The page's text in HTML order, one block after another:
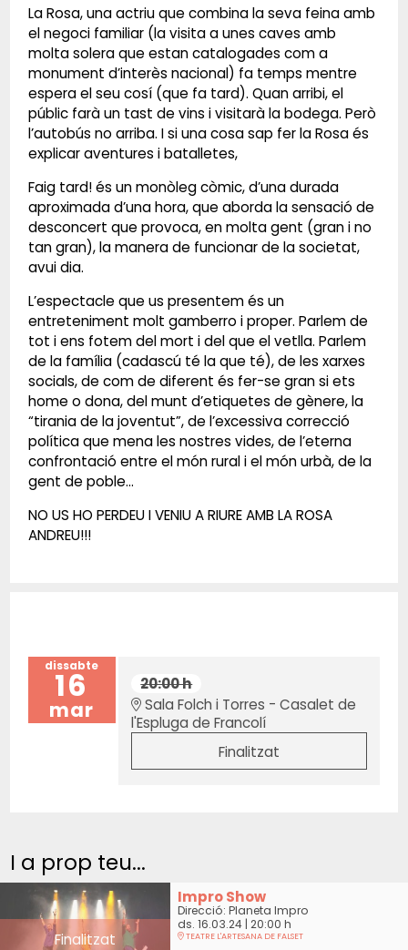
La Rosa, una actriu que combina la seva feina amb
el negoci familiar (la visita a unes caves amb
molta solera que estan catalogades com a
monument d’interès nacional) fa temps mentre
espera el seu cosí (que fa tard). Quan arribi, el
públic farà un tast de vins i visitarà la bodega. Però
l’autobús no arriba. I si una cosa sap fer la Rosa és
explicar aventures i batalletes,
Faig tard! és un monòleg còmic, d’una durada
aproximada d’una hora, que aborda la sensació de
desconcert que provoca, en molta gent (gran i no
tan gran), la manera de funcionar de la societat,
avui dia.
L’espectacle que us presentem és un
entreteniment molt gamberro i proper. Parlem de
tot i ens fotem del mort i del que el vetlla. Parlem
de la família (cadascú té la que té), de les xarxes
socials, de com de diferent és fer-se gran si ets
home o dona, del munt d’etiquetes de gènere, la
“tirania de la joventut”, de l’excessiva correcció
política que mena les nostres vides, de l’eterna
confrontació entre el món rural i el món urbà, de la
gent de poble...
NO US HO PERDEU I VENIU A RIURE AMB LA ROSA
ANDREU!!!
dissabte
16
mar
20:00 h
Sala Folch i Torres - Casalet de
l'Espluga de Francolí
Finalitzat
I a prop teu...
Finalitzat
Impro Show
Direcció: Planeta Impro
ds. 16.03.24| 20:00 h
TEATRE L'ARTESANA DE FALSET